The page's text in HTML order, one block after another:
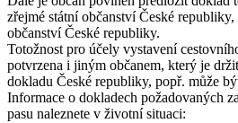
zřejmé státní občanství České
občanství České republiky.
Totožnost pro účely vystavení
potvrzena i jiným občanem, který je
dokladu České republiky, popř. může
Informace o dokladech požadovaných
pasu naleznete v životní situaci: